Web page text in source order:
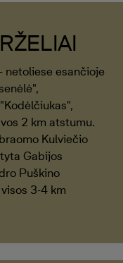
netoliese esančioje
2 km atstumu.
Kulviečio
Gabijos
Puškino
3-4 km